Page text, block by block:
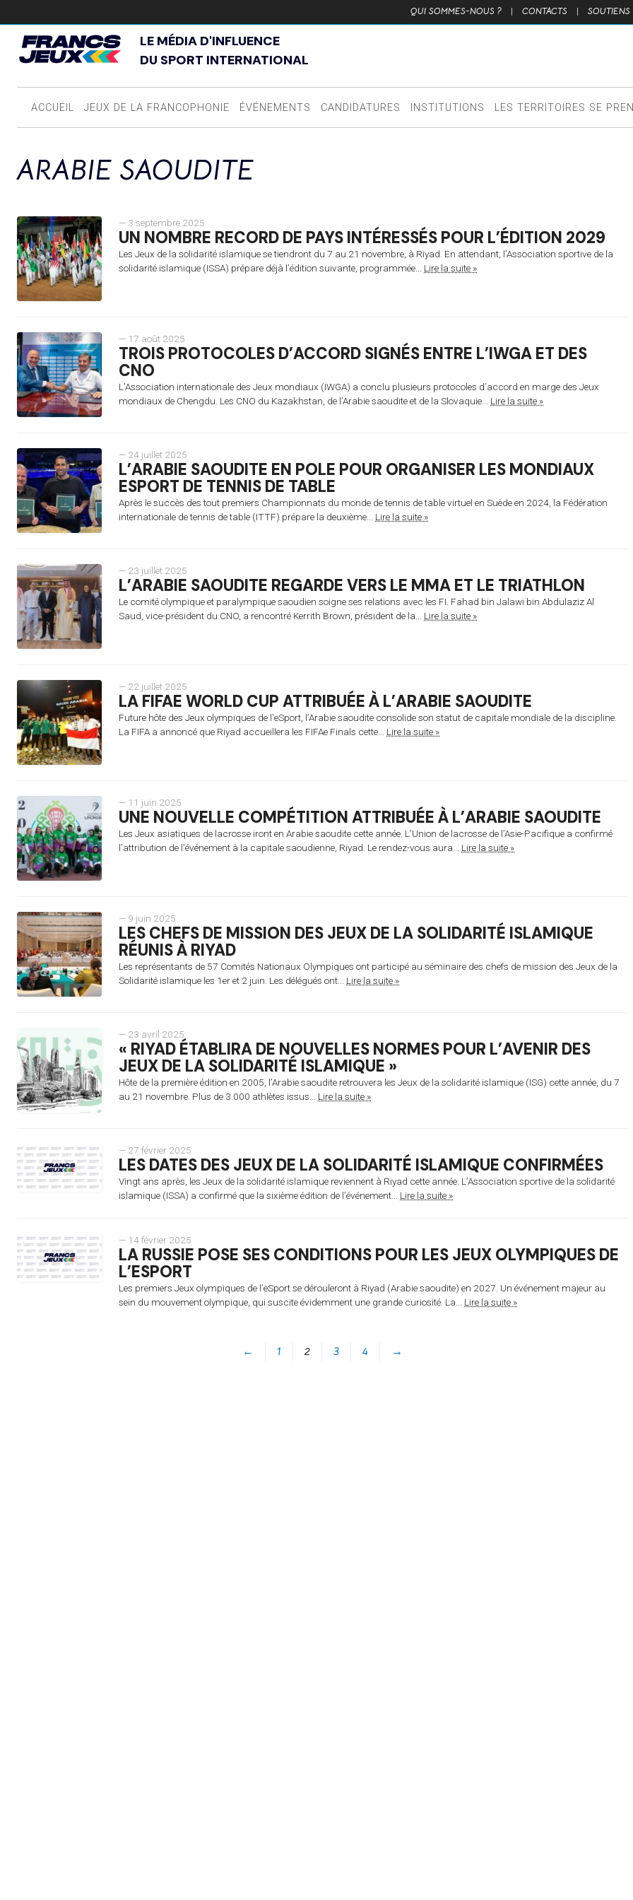
QUI SOMMES-NOUS ? | CONTACTS | SOUTIENS
LE MÉDIA D'INFLUENCE
DU SPORT INTERNATIONAL
ACCUEIL JEUX DE LA FRANCOPHONIE ÉVÉNEMENTS CANDIDATURES INSTITUTIONS LES TERRITOIRES SE
ARABIE SAOUDITE
— 3 septembre 2025
UN NOMBRE RECORD DE PAYS INTÉRESSÉS POUR L’ÉDITION 2029
Les Jeux de la solidarité islamique se tiendront du 7 au 21 novembre, à Riyad. En attendant, l’Association sportive de la
solidarité islamique (ISSA) prépare déjà l’édition suivante, programmée... Lire la suite »
— 17 août 2025
TROIS PROTOCOLES D’ACCORD SIGNÉS ENTRE L’IWGA ET DES
CNO
L’Association internationale des Jeux mondiaux (IWGA) a conclu plusieurs protocoles d’accord en marge des Jeux
mondiaux de Chengdu. Les CNO du Kazakhstan, de l’Arabie saoudite et de la Slovaquie... Lire la suite »
— 24 juillet 2025
L’ARABIE SAOUDITE EN POLE POUR ORGANISER LES MONDIAUX
ESPORT DE TENNIS DE TABLE
Après le succès des tout premiers Championnats du monde de tennis de table virtuel en Suède en 2024, la Fédération
internationale de tennis de table (ITTF) prépare la deuxième... Lire la suite »
— 23 juillet 2025
L’ARABIE SAOUDITE REGARDE VERS LE MMA ET LE TRIATHLON
Le comité olympique et paralympique saoudien soigne ses relations avec les FI. Fahad bin Jalawi bin Abdulaziz Al
Saud, vice-président du CNO, a rencontré Kerrith Brown, président de la... Lire la suite »
— 22 juillet 2025
LA FIFAE WORLD CUP ATTRIBUÉE À L’ARABIE SAOUDITE
Future hôte des Jeux olympiques de l’eSport, l’Arabie saoudite consolide son statut de capitale mondiale de la discipline.
La FIFA a annoncé que Riyad accueillera les FIFAe Finals cette... Lire la suite »
— 11 juin 2025
UNE NOUVELLE COMPÉTITION ATTRIBUÉE À L’ARABIE SAOUDITE
Les Jeux asiatiques de lacrosse iront en Arabie saoudite cette année. L’Union de lacrosse de l’Asie-Pacifique a confirmé
l’attribution de l’événement à la capitale saoudienne, Riyad. Le rendez-vous aura... Lire la suite »
— 9 juin 2025
LES CHEFS DE MISSION DES JEUX DE LA SOLIDARITÉ ISLAMIQUE
RÉUNIS À RIYAD
Les représentants de 57 Comités Nationaux Olympiques ont participé au séminaire des chefs de mission des Jeux de la
Solidarité islamique les 1er et 2 juin. Les délégués ont... Lire la suite »
— 23 avril 2025
« RIYAD ÉTABLIRA DE NOUVELLES NORMES POUR L’AVENIR DES
JEUX DE LA SOLIDARITÉ ISLAMIQUE »
Hôte de la première édition en 2005, l’Arabie saoudite retrouvera les Jeux de la solidarité islamique (ISG) cette année, du 7
au 21 novembre. Plus de 3.000 athlètes issus... Lire la suite »
— 27 février 2025
LES DATES DES JEUX DE LA SOLIDARITÉ ISLAMIQUE CONFIRMÉES
Vingt ans après, les Jeux de la solidarité islamique reviennent à Riyad cette année. L’Association sportive de la solidarité
islamique (ISSA) a confirmé que la sixième édition de l’événement... Lire la suite »
— 14 février 2025
LA RUSSIE POSE SES CONDITIONS POUR LES JEUX OLYMPIQUES DE
L’ESPORT
Les premiers Jeux olympiques de l’eSport se dérouleront à Riyad (Arabie saoudite) en 2027. Un événement majeur au
sein du mouvement olympique, qui suscite évidemment une grande curiosité. La... Lire la suite »
← 1 2 3 4 →